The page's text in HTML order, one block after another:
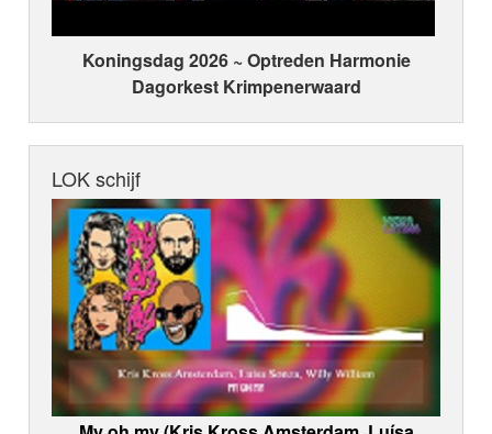
Koningsdag 2026 ~ Optreden Harmonie
Dagorkest Krimpenerwaard
LOK schijf